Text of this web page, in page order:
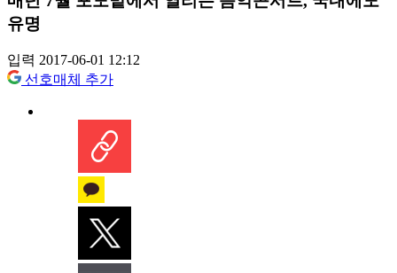
유명
입력 2017-06-01 12:12
선호매체 추가